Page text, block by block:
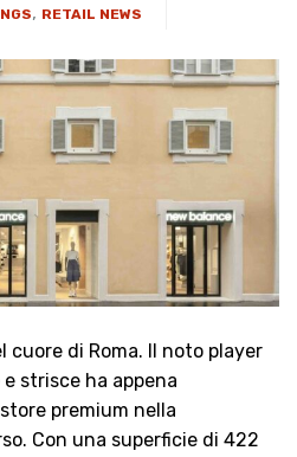
, RETAIL NEWS
cuore di Roma. Il noto player
strisce ha appena
premium nella
Con una superficie di 422